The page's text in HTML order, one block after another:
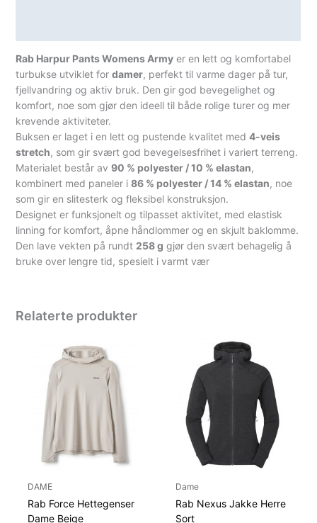
Rab Harpur Pants Womens Army er en lett og komfortabel
turbukse utviklet fordamer, perfekt til varme dager på tur,
fjellvandring og aktiv bruk. Den gir god bevegelighet og
komfort, noe som gjør den ideell til både rolige turer og mer
krevende aktiviteter.
Buksen er laget i en lett og pustende kvalitet med4-veis
stretch, som gir svært god bevegelsesfrihet i variert terreng.
Materialet består av90 % polyester / 10 % elastan,
kombinert med paneler i86 % polyester / 14 % elastan, noe
som gir en slitesterk og fleksibel konstruksjon.
Designet er funksjonelt og tilpasset aktivitet, med elastisk
linning for komfort, åpne håndlommer og en skjult baklomme.
Den lave vekten på rundt 258 g gjør den svært behagelig å
bruke over lengre tid, spesielt i varmt vær
Relaterte produkter
DAME
Rab Force Hettegenser
Dame Beige
Dame
Rab Nexus Jakke Herre
Sort